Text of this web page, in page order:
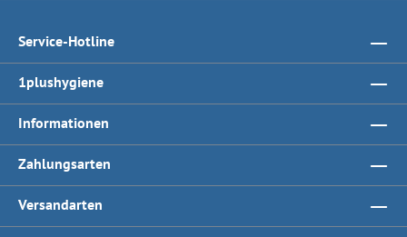
Service-Hotline
1plushygiene
Informationen
Zahlungsarten
Versandarten